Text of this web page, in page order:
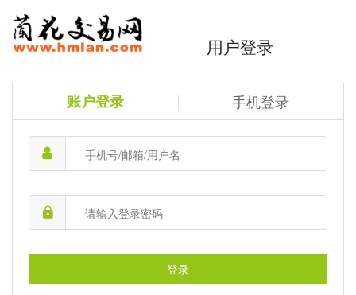
用户登录
账户登录 手机登录
登录